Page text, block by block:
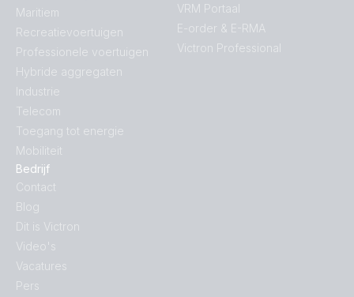
Maritiem
Recreatievoertuigen
Professionele voertuigen
Hybride aggregaten
Industrie
Telecom
Toegang tot energie
Mobiliteit
Bedrijf
Contact
Blog
Dit is Victron
Video's
Vacatures
Pers
VRM Portaal
E-order & E-RMA
Victron Professional